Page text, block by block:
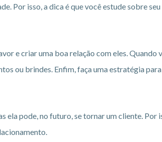
Por isso, a dica é que você estude sobre
e criar uma boa relação com eles.
ou brindes. Enfim, faça uma estratégia
ela pode, no futuro, se tornar um cliente. Por